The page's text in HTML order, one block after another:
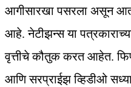
आगीसारखा पसरला असून
आहे. नेटीझन्स या
वृत्तीचे कौतुक करत आहेत.
आणि सरप्राईझ व्हिडीओ